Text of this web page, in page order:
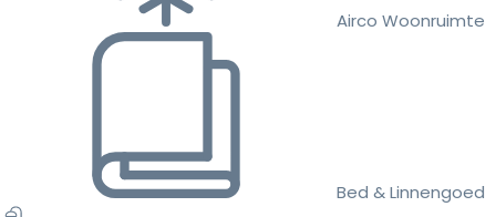
Airco Woonruimte
Bed & Linnengoed